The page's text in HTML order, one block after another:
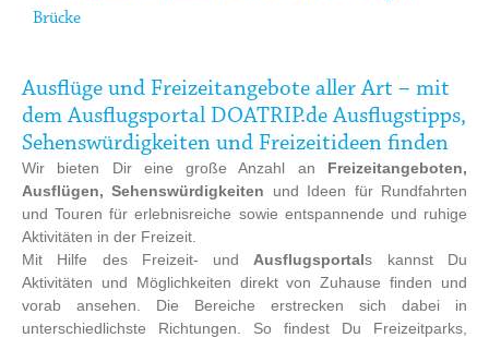
Brücke
Ausflüge und Freizeitangebote aller Art – mit
dem Ausflugsportal DOATRIP.de Ausflugstipps,
Sehenswürdigkeiten und Freizeitideen finden
Wir bieten Dir eine große Anzahl an Freizeitangeboten,
Ausflügen, Sehenswürdigkeiten und Ideen für Rundfahrten
und Touren für erlebnisreiche sowie entspannende und ruhige
Aktivitäten in der Freizeit.
Mit Hilfe des Freizeit- und Ausflugsportals kannst Du
Aktivitäten und Möglichkeiten direkt von Zuhause finden und
vorab ansehen. Die Bereiche erstrecken sich dabei in
unterschiedlichste Richtungen. So findest Du Freizeitparks,